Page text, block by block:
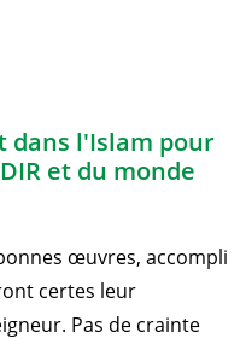
dans l'Islam pour
et du monde
œuvres, accompli
certes leur
Pas de crainte